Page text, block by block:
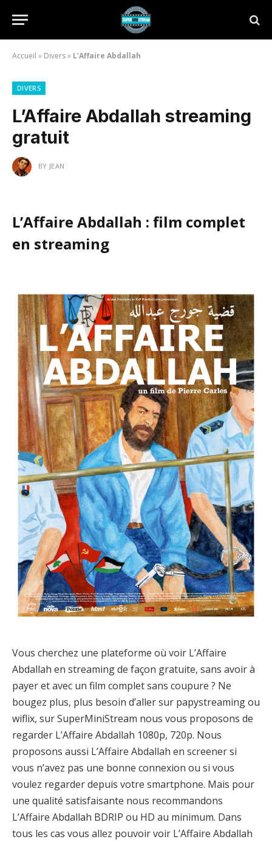
Accueil » Divers» L’Affaire Abdallah
DIVERS
L’Affaire Abdallah streaming
gratuit
BY JEAN
L’Affaire Abdallah : film complet
en streaming
Vous cherchez une plateforme où voir L’Affaire
Abdallah en streaming de façon gratuite, sans avoir à
payer et avec un film complet sans coupure ? Ne
bougez plus, plus besoin d’aller sur papystreaming ou
wiflix, sur SuperMiniStream nous vous proposons de
regarder L’Affaire Abdallah 1080p, 720p. Nous
proposons aussi L’Affaire Abdallah en screener si
vous n’avez pas une bonne connexion ou si vous
voulez regarder depuis votre smartphone. Mais pour
une qualité satisfaisante nous recommandons
L’Affaire Abdallah BDRIP ou HD au minimum. Dans
tous les cas vous allez pouvoir voir L’Affaire Abdallah